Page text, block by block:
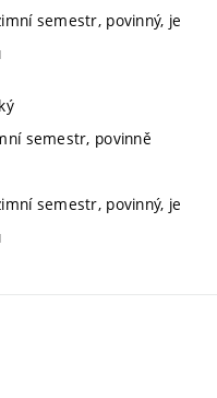
semestr, povinný, je
semestr, povinně
semestr, povinný, je